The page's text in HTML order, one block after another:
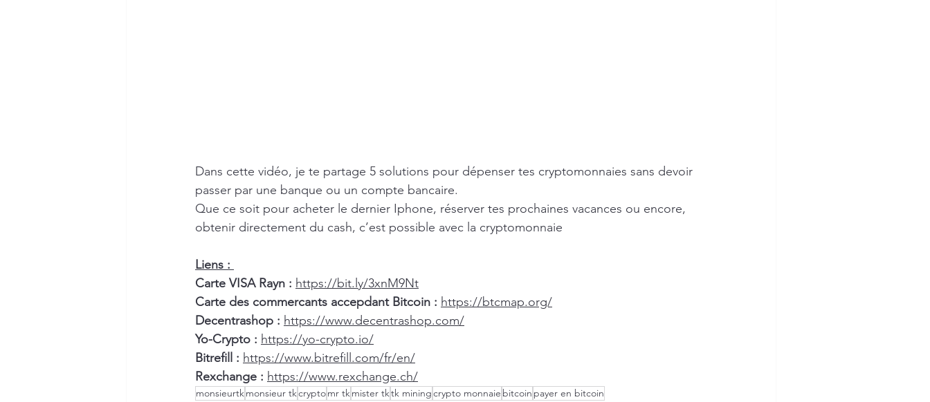
Dans cette vidéo, je te partage 5 solutions pour dépenser tes cryptomonnaies sans devoir
passer par une banque ou un compte bancaire.
Que ce soit pour acheter le dernier Iphone, réserver tes prochaines vacances ou encore,
obtenir directement du cash, c’est possible avec la cryptomonnaie
Liens :
Carte VISA Rayn : https://bit.ly/3xnM9Nt
Carte des commercants accepdant Bitcoin : https://btcmap.org/
Decentrashop : https://www.decentrashop.com/
Yo-Crypto : https://yo-crypto.io/
Bitrefill : https://www.bitrefill.com/fr/en/
Rexchange : https://www.rexchange.ch/
monsieurtkmonsieur tkcryptomr tkmister tktk miningcrypto monnaie bitcoin payer en bitcoin